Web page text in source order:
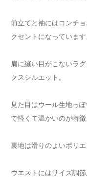
前立てと袖にはコンチ
クセントになっています
肩に縫い目がこないラ
クスシルエット。
見た目はウール生地っ
で軽くて温かいのが特徴
裏地は滑りのよいポリ
ウエストにはサイズ調節